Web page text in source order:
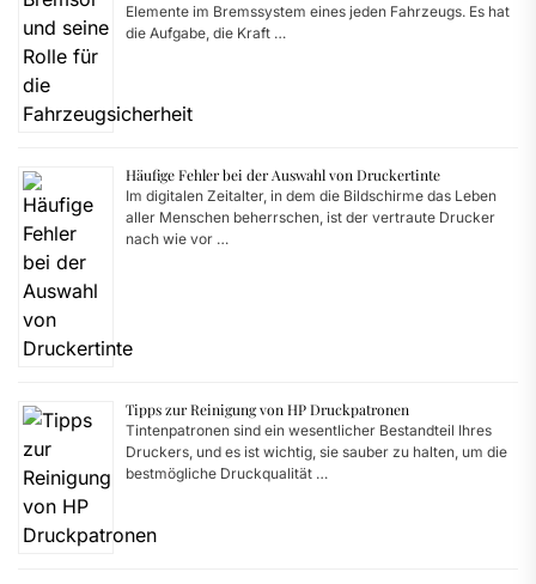
Elemente im Bremssystem eines jeden Fahrzeugs. Es hat
die Aufgabe, die Kraft …
Häufige Fehler bei der Auswahl von Druckertinte
Im digitalen Zeitalter, in dem die Bildschirme das Leben
aller Menschen beherrschen, ist der vertraute Drucker
nach wie vor …
Tipps zur Reinigung von HP Druckpatronen
Tintenpatronen sind ein wesentlicher Bestandteil Ihres
Druckers, und es ist wichtig, sie sauber zu halten, um die
bestmögliche Druckqualität …